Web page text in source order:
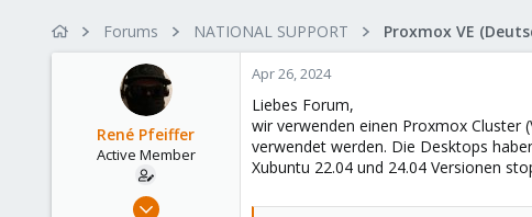
e
Forums NATIONAL SUPPORT Proxmox VE
René Pfeiffer
Active Member
Oct 29, 2018
Apr 26, 2024
Liebes Forum,
wir verwenden einen Proxmox Cluster
verwendet werden. Die Desktops
Xubuntu 22.04 und 24.04 Versionen